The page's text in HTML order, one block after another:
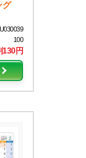
グ
U030039
100
130円